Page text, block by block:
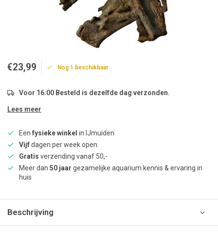
€23,99 Nog 1 beschikbaar
Voor 16:00 Besteld is dezelfde dag verzonden.
Lees meer
Een fysieke winkel in IJmuiden
Vijfdagen per week open.
Gratis verzending vanaf 50,-
Meer dan 50 jaar gezamelijke aquarium kennis & ervaring in
huis
Beschrijving